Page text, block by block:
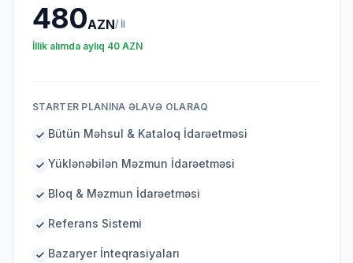
480AZN/ İl
İllik alımda aylıq 40 AZN
STARTER PLANINA ƏLAVƏ OLARAQ
Bütün Məhsul & Kataloq İdarəetməsi
Yüklənəbilən Məzmun İdarəetməsi
Bloq & Məzmun İdarəetməsi
Referans Sistemi
Bazaryer İnteqrasiyaları